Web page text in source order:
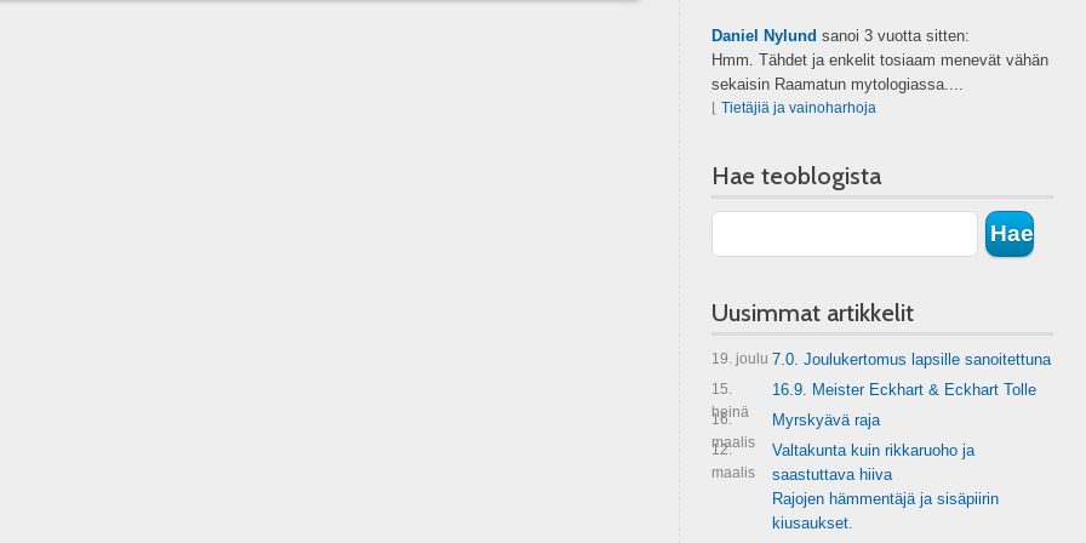
Daniel Nylund sanoi 3 vuotta sitten:
Hmm. Tähdet ja enkelit tosiaam menevät vähän
sekaisin Raamatun mytologiassa....
Tietäjiä ja vainoharhoja
Hae teoblogista
Uusimmat artikkelit
19. joulu 7.0. Joulukertomus lapsille sanoitettuna
15.
heinä
16.9. Meister Eckhart & Eckhart Tolle
16.
maalis
Myrskyävä raja
12.
maalis
Valtakunta kuin rikkaruoho ja
saastuttava hiiva
Rajojen hämmentäjä ja sisäpiirin
kiusaukset.